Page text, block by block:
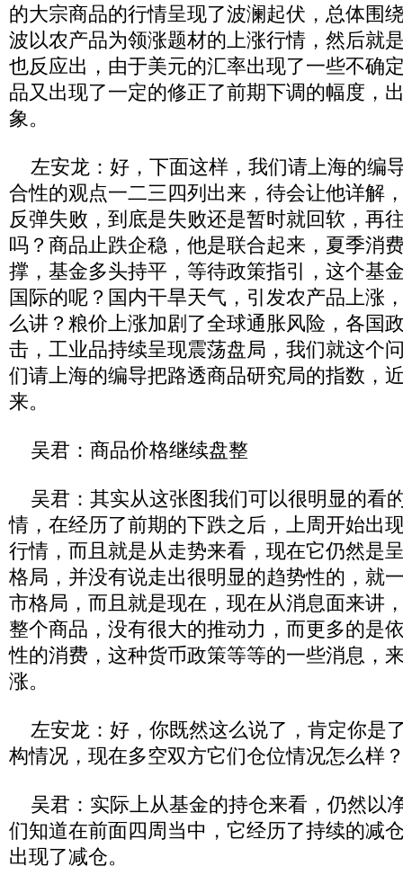
的大宗商品的行情呈现了波澜起伏，总体围
波以农产品为领涨题材的上涨行情，然后就
也反应出，由于美元的汇率出现了一些不确
品又出现了一定的修正了前期下调的幅度，
象。
左安龙：好，下面这样，我们请上海的编
合性的观点一二三四列出来，待会让他详解
反弹失败，到底是失败还是暂时就回软，再
吗？商品止跌企稳，他是联合起来，夏季消
撑，基金多头持平，等待政策指引，这个基
国际的呢？国内干旱天气，引发农产品上涨
么讲？粮价上涨加剧了全球通胀风险，各国
击，工业品持续呈现震荡盘局，我们就这个
们请上海的编导把路透商品研究局的指数，
来。
吴君：商品价格继续盘整
吴君：其实从这张图我们可以很明显的看
情，在经历了前期的下跌之后，上周开始出
行情，而且就是从走势来看，现在它仍然是
格局，并没有说走出很明显的趋势性的，就
市格局，而且就是现在，现在从消息面来讲
整个商品，没有很大的推动力，而更多的是
性的消费，这种货币政策等等的一些消息，
涨。
左安龙：好，你既然这么说了，肯定你是
构情况，现在多空双方它们仓位情况怎么样
吴君：实际上从基金的持仓来看，仍然以
们知道在前面四周当中，它经历了持续的减
出现了减仓。